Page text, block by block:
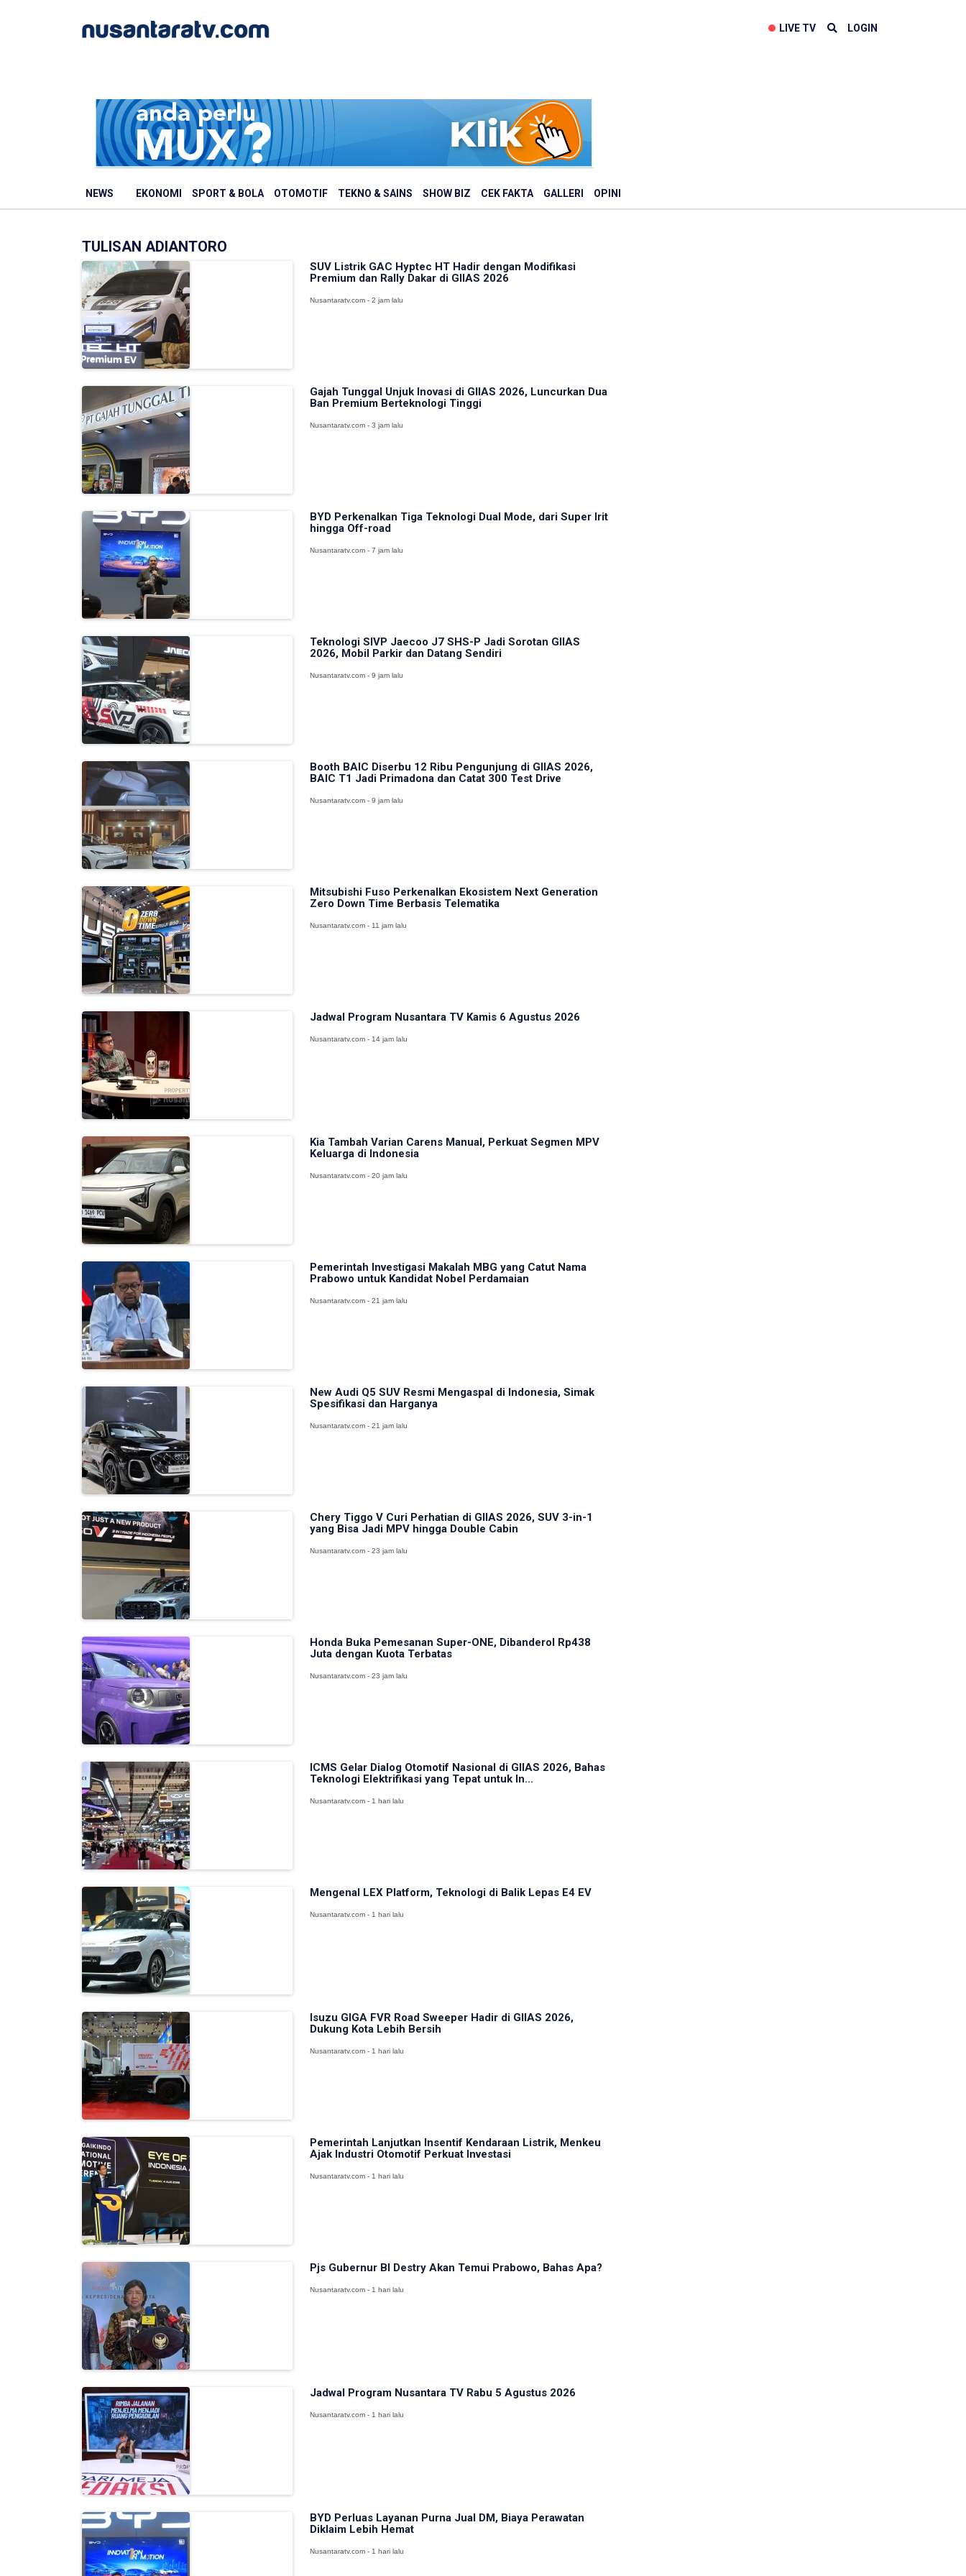
LIVE TV LOGIN
NEWS EKONOMI SPORT & BOLA OTOMOTIF TEKNO & SAINS SHOW BIZ CEK FAKTA GALLERI OPINI
TULISAN ADIANTORO
SUV Listrik GAC Hyptec HT Hadir dengan Modifikasi
Premium dan Rally Dakar di GIIAS 2026
Nusantaratv.com - 2 jam lalu
Gajah Tunggal Unjuk Inovasi di GIIAS 2026, Luncurkan Dua
Ban Premium Berteknologi Tinggi
Nusantaratv.com - 3 jam lalu
BYD Perkenalkan Tiga Teknologi Dual Mode, dari Super Irit
hingga Off-road
Nusantaratv.com - 7 jam lalu
Teknologi SIVP Jaecoo J7 SHS-P Jadi Sorotan GIIAS
2026, Mobil Parkir dan Datang Sendiri
Nusantaratv.com - 9 jam lalu
Booth BAIC Diserbu 12 Ribu Pengunjung di GIIAS 2026,
BAIC T1 Jadi Primadona dan Catat 300 Test Drive
Nusantaratv.com - 9 jam lalu
Mitsubishi Fuso Perkenalkan Ekosistem Next Generation
Zero Down Time Berbasis Telematika
Nusantaratv.com - 11 jam lalu
Jadwal Program Nusantara TV Kamis 6 Agustus 2026
Nusantaratv.com - 14 jam lalu
Kia Tambah Varian Carens Manual, Perkuat Segmen MPV
Keluarga di Indonesia
Nusantaratv.com - 20 jam lalu
Pemerintah Investigasi Makalah MBG yang Catut Nama
Prabowo untuk Kandidat Nobel Perdamaian
Nusantaratv.com - 21 jam lalu
New Audi Q5 SUV Resmi Mengaspal di Indonesia, Simak
Spesifikasi dan Harganya
Nusantaratv.com - 21 jam lalu
Chery Tiggo V Curi Perhatian di GIIAS 2026, SUV 3-in-1
yang Bisa Jadi MPV hingga Double Cabin
Nusantaratv.com - 23 jam lalu
Honda Buka Pemesanan Super-ONE, Dibanderol Rp438
Juta dengan Kuota Terbatas
Nusantaratv.com - 23 jam lalu
ICMS Gelar Dialog Otomotif Nasional di GIIAS 2026, Bahas
Teknologi Elektrifikasi yang Tepat untuk In...
Nusantaratv.com - 1 hari lalu
Mengenal LEX Platform, Teknologi di Balik Lepas E4 EV
Nusantaratv.com - 1 hari lalu
Isuzu GIGA FVR Road Sweeper Hadir di GIIAS 2026,
Dukung Kota Lebih Bersih
Nusantaratv.com - 1 hari lalu
Pemerintah Lanjutkan Insentif Kendaraan Listrik, Menkeu
Ajak Industri Otomotif Perkuat Investasi
Nusantaratv.com - 1 hari lalu
Pjs Gubernur BI Destry Akan Temui Prabowo, Bahas Apa?
Nusantaratv.com - 1 hari lalu
Jadwal Program Nusantara TV Rabu 5 Agustus 2026
Nusantaratv.com - 1 hari lalu
BYD Perluas Layanan Purna Jual DM, Biaya Perawatan
Diklaim Lebih Hemat
Nusantaratv.com - 1 hari lalu